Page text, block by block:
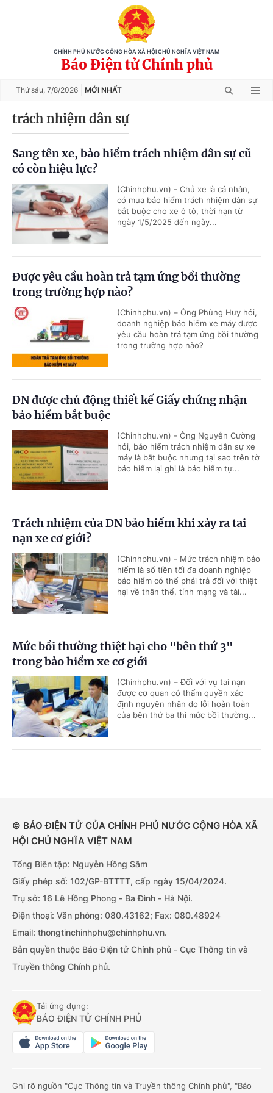
CHÍNH PHỦ NƯỚC CỘNG HÒA XÃ HỘI CHỦ NGHĨA VIỆT NAM
Báo Điện tử Chính phủ
Thứ sáu, 7/8/2026 MỚI NHẤT
trách nhiệm dân sự
Sang tên xe, bảo hiểm trách nhiệm dân sự cũ
có còn hiệu lực?
(Chinhphu.vn) - Chủ xe là cá nhân,
có mua bảo hiểm trách nhiệm dân sự
bắt buộc cho xe ô tô, thời hạn từ
ngày 1/5/2025 đến ngày...
Được yêu cầu hoàn trả tạm ứng bồi thường
trong trường hợp nào?
(Chinhphu.vn) – Ông Phùng Huy hỏi,
doanh nghiệp bảo hiểm xe máy được
yêu cầu hoàn trả tạm ứng bồi thường
trong trường hợp nào?
DN được chủ động thiết kế Giấy chứng nhận
bảo hiểm bắt buộc
(Chinhphu.vn) - Ông Nguyễn Cường
hỏi, bảo hiểm trách nhiệm dân sự xe
máy là bắt buộc nhưng tại sao trên tờ
bảo hiểm lại ghi là bảo hiểm tự...
Trách nhiệm của DN bảo hiểm khi xảy ra tai
nạn xe cơ giới?
(Chinhphu.vn) - Mức trách nhiệm bảo
hiểm là số tiền tối đa doanh nghiệp
bảo hiểm có thể phải trả đối với thiệt
hại về thân thể, tính mạng và tài...
Mức bồi thường thiệt hại cho "bên thứ 3"
trong bảo hiểm xe cơ giới
(Chinhphu.vn) – Đối với vụ tai nạn
được cơ quan có thẩm quyền xác
định nguyên nhân do lỗi hoàn toàn
của bên thứ ba thì mức bồi thường...
© BÁO ĐIỆN TỬ CỦA CHÍNH PHỦ NƯỚC CỘNG HÒA XÃ
HỘI CHỦ NGHĨA VIỆT NAM
Tổng Biên tập: Nguyễn Hồng Sâm
Giấy phép số: 102/GP-BTTTT, cấp ngày 15/04/2024.
Trụ sở: 16 Lê Hồng Phong - Ba Đình - Hà Nội.
Điện thoại: Văn phòng: 080.43162; Fax: 080.48924
Email: thongtinchinhphu@chinhphu.vn.
Bản quyền thuộc Báo Điện tử Chính phủ - Cục Thông tin và
Truyền thông Chính phủ.
Tải ứng dụng:
BÁO ĐIỆN TỬ CHÍNH PHỦ
Ghi rõ nguồn "Cục Thông tin và Truyền thông Chính phủ", "Báo